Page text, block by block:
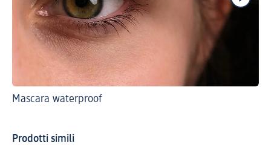
Mascara waterproof
Prodotti simili